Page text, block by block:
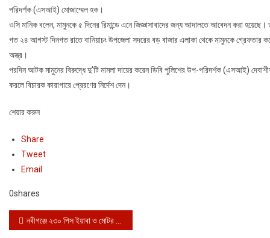
পরিদর্শক (এসআই) মোজাম্মেল হক।
ওসি মানিক বলেন, মামুনকে ৫ দিনের রিমান্ডে এনে জিজ্ঞাসাবাদের জন্য আদালতে আবেদন করা হয়েছে।
গত ২৪ আগস্ট দিনগত রাতে বানিয়াচং উপজেলা সদরের বড় বাজার এলাকা থেকে মামুনকে গ্রেফতার
অস্ত্র।
পরদিন আটক মামুনের বিরুদ্ধে দু’টি মামলা দায়ের করেন ডিবি পুলিশের উপ-পরিদর্শক (এসআই)
করলে বিচারক কারাগারে প্রেরণের নির্দেশ দেন।
শেয়ার করুন
Share
Tweet
Email
0shares
Post navigation
নবীগঞ্জে ২৩০ পিস ইয়াবা ও মোটর সাইকেলসহ গ্রেফতার ১